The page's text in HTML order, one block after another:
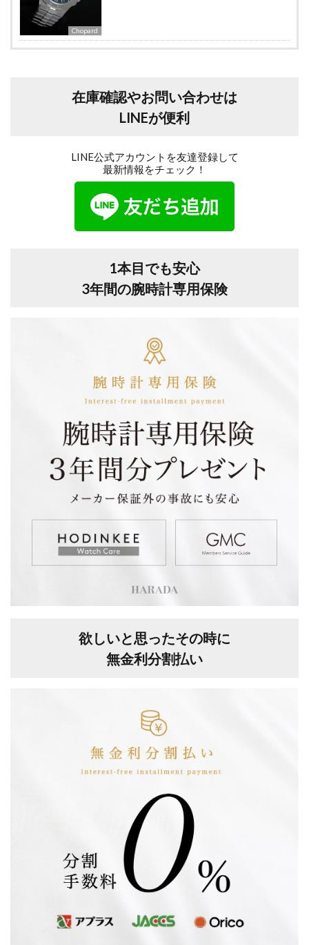
Chopard
在庫確認やお問い合わせは
LINEが便利
LINE公式アカウントを友達登録して
最新情報をチェック！
1本目でも安心
3年間の腕時計専用保険
欲しいと思ったその時に
無金利分割払い